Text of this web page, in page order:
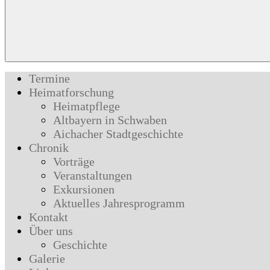
Termine
Heimatforschung
Heimatpflege
Altbayern in Schwaben
Aichacher Stadtgeschichte
Chronik
Vorträge
Veranstaltungen
Exkursionen
Aktuelles Jahresprogramm
Kontakt
Über uns
Geschichte
Galerie